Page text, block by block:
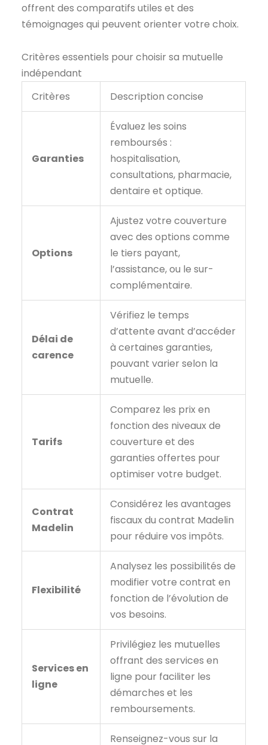
offrent des comparatifs utiles et des
témoignages qui peuvent orienter votre choix.
Critères essentiels pour choisir sa mutuelle
indépendant
Critères
Description concise
Garanties
Évaluez les soins
remboursés :
hospitalisation,
consultations, pharmacie,
dentaire et optique.
Options
Ajustez votre couverture
avec des options comme
le tiers payant,
l’assistance, ou le sur-
complémentaire.
Délai de
carence
Vérifiez le temps
d’attente avant d’accéder
à certaines garanties,
pouvant varier selon la
mutuelle.
Tarifs
Comparez les prix en
fonction des niveaux de
couverture et des
garanties offertes pour
optimiser votre budget.
Contrat
Madelin
Considérez les avantages
fiscaux du contrat Madelin
pour réduire vos impôts.
Flexibilité
Analysez les possibilités de
modifier votre contrat en
fonction de l’évolution de
vos besoins.
Services en
ligne
Privilégiez les mutuelles
offrant des services en
ligne pour faciliter les
démarches et les
remboursements.
Renseignez-vous sur la